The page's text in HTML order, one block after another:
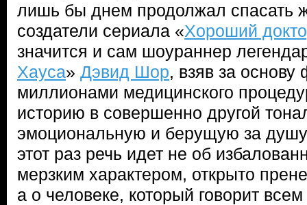
лишь бы днем продолжал спасать
создатели сериала «Хороший
значится и сам шоураннер
Хауса» Дэвид Шор, взяв за
миллионами медицинского
историю в совершенно другой
эмоциональную и берущую за
этот раз речь идет не об
мерзким характером, открыто
а о человеке, который говорит